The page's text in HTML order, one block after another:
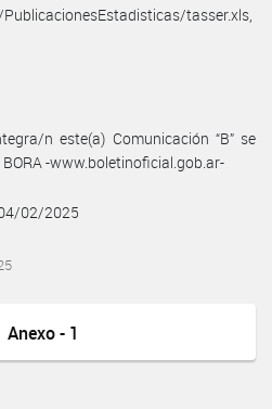
tasser.xls,
n este(a) Comunicación “B” se
-www.boletinoficial.gob.ar-
02/2025
- 1